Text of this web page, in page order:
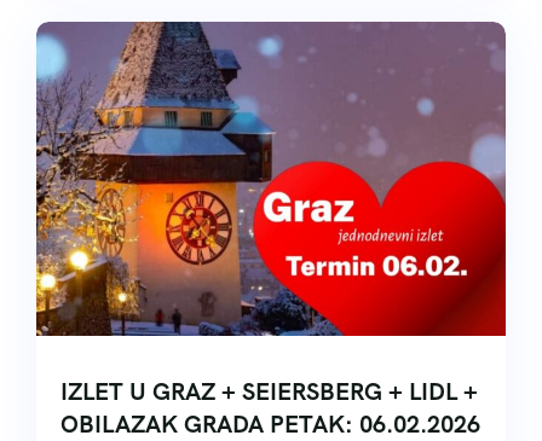
IZLET U GRAZ + SEIERSBERG + LIDL +
OBILAZAK GRADA PETAK: 06.02.2026